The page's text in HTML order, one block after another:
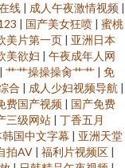
线 | 成人午夜激情视频 |
| 国产美女狂喷 | 蜜桃
美片第一页 | 亚洲日本
美欲妇 | 午夜成年人网
| 艹艹操操操肏艹艹 | 免
合 | 成人少妇视频导航 |
费国产视频 | 国产免费
三级网站 | 丁香五月
韩国中文字幕 | 亚洲天堂
拍AV | 福利片视频区 |